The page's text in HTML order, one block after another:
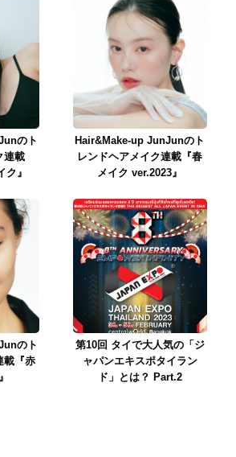
のト
連載
ク』
Hair&Make-up JunJunのト
レンドヘアメイク連載『春
メイク ver.2023』
のト
載『赤
第10回 タイで大人気の「ジ
ャパンエキスポタイラン
ド」とは？ Part.2